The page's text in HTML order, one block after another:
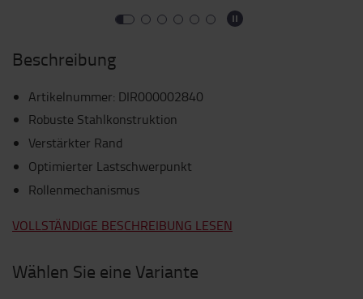
Beschreibung
Artikelnummer: DIR000002840
Robuste Stahlkonstruktion
Verstärkter Rand
Optimierter Lastschwerpunkt
Rollenmechanismus
VOLLSTÄNDIGE BESCHREIBUNG LESEN
Wählen Sie eine Variante